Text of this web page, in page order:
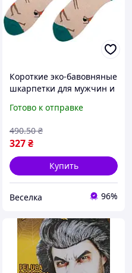
Короткие эко-бавовняные
шкарпетки для мужчин и
стильные для
FLAME
Готово к отправке
327₴
490.50 ₴
Купить
Веселка 96%